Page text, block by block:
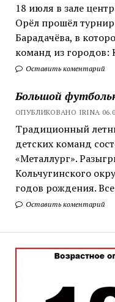
18 июля в зале
Орёл прошёл
Барадачёва, в
команд из городов:
Оставить коментарий
Большой
ОПУБЛИКОВАНО IRINA
Традиционный
детских команд
«Металлург».
Кольчугинского
годов рождения.
Оставить коментарий